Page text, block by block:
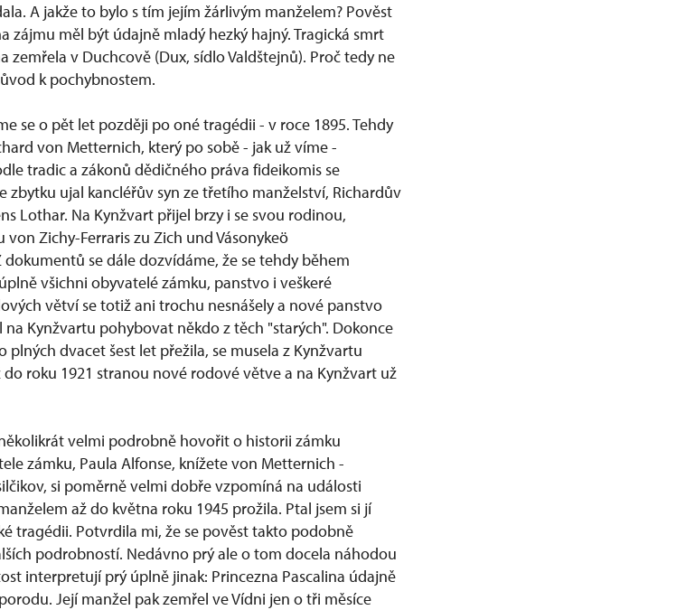
A jakže to bylo s tím jejím žárlivým manželem? Pověst
zájmu měl být údajně mladý hezký hajný. Tragická smrt
zemřela v Duchcově (Dux, sídlo Valdštejnů). Proč tedy ne
k pochybnostem.
se o pět let později po oné tragédii - v roce 1895. Tehdy
von Metternich, který po sobě - jak už víme -
tradic a zákonů dědičného práva fideikomis se
zbytku ujal kancléřův syn ze třetího manželství, Richardův
Lothar. Na Kynžvart přijel brzy i se svou rodinou,
Zichy-Ferraris zu Zich und Vásonykeö
se dále dozvídáme, že se tehdy během
všichni obyvatelé zámku, panstvo i veškeré
větví se totiž ani trochu nesnášely a nové panstvo
Kynžvartu pohybovat někdo z těch "starých". Dokonce
dvacet šest let přežila, se musela z Kynžvartu
roku 1921 stranou nové rodové větve a na Kynžvart už
velmi podrobně hovořit o historii zámku
zámku, Paula Alfonse, knížete von Metternich -
si poměrně velmi dobře vzpomíná na události
až do května roku 1945 prožila. Ptal jsem si jí
tragédii. Potvrdila mi, že se pověst takto podobně
podrobností. Nedávno prý ale o tom docela náhodou
interpretují prý úplně jinak: Princezna Pascalina údajně
Její manžel pak zemřel ve Vídni jen o tři měsíce